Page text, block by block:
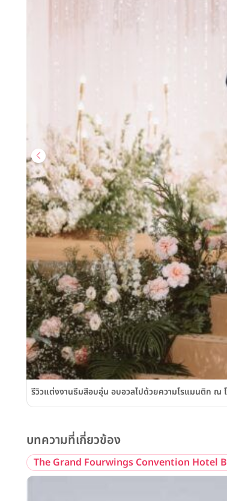
รีวิวแต่งงานธีมสีอบอุ่น อบอวลไปด้วยความโรแมนติก
บทความที่เกี่ยวข้อง
The Grand Fourwings Convention Hotel